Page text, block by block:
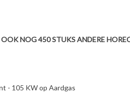
NOG 450 STUKS ANDERE
- 105 KW op Aardgas